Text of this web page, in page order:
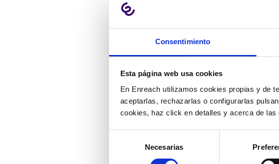
Consentimiento
Esta página web usa cookies
En Enreach utilizamos cookies propias y de
aceptarlas, rechazarlas o configurarlas
cookies, haz click en detalles y acerca de las
consentimiento
Necesarias
La Inteligencia Artificial y
históricos por sí solos,
una venta, además de
3) Los chatbots
Según una encuesta de